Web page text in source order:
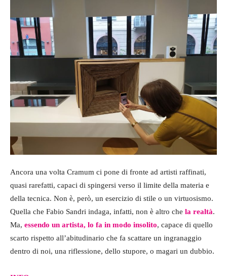
Ancora una volta Cramum ci pone di fronte ad artisti raffinati,
quasi rarefatti, capaci di spingersi verso il limite della materia e
della tecnica. Non è, però, un esercizio di stile o un virtuosismo.
Quella che Fabio Sandri indaga, infatti, non è altro che la realtà.
Ma, essendo un artista, lo fa in modo insolito, capace di quello
scarto rispetto all’abitudinario che fa scattare un ingranaggio
dentro di noi, una riflessione, dello stupore, o magari un dubbio.